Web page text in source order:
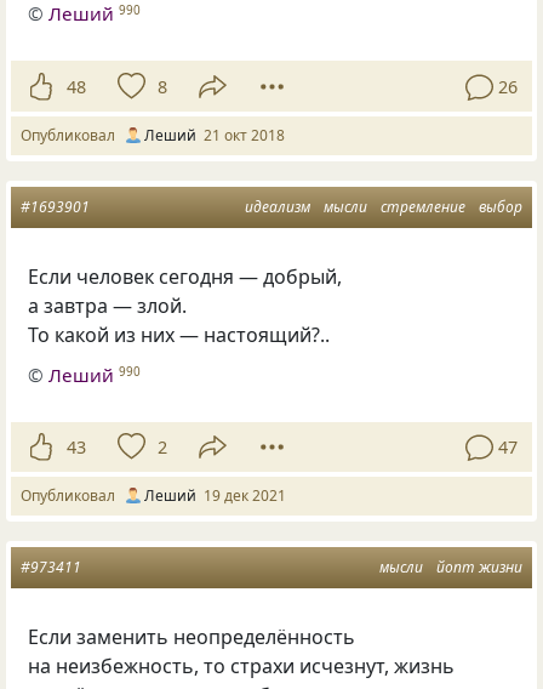
©Леший 990
48 8 26
Опубликовал Леший 21 окт 2018
идеализм мысли стремление выбор
#1693901
Если человек сегодня — добрый,
а завтра — злой.
То какой из них — настоящий?..
©Леший 990
43 2 47
Опубликовал Леший 19 дек 2021
мысли йопт жизни
#973411
Если заменить неопределённость
на неизбежность, то страхи исчезнут, жизнь